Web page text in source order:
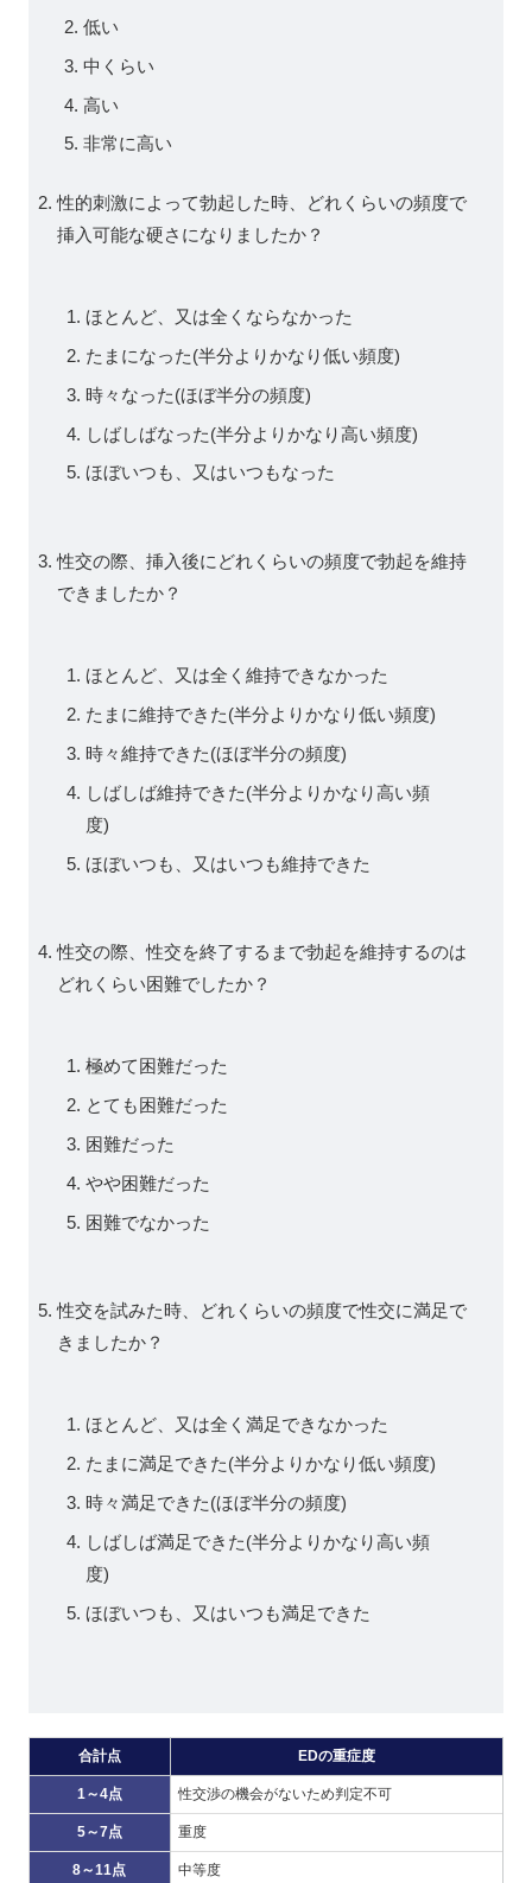
低い
中くらい
高い
非常に高い
性的刺激によって勃起した時、どれくらいの頻度で
挿入可能な硬さになりましたか？
ほとんど、又は全くならなかった
たまになった(半分よりかなり低い頻度)
時々なった(ほぼ半分の頻度)
しばしばなった(半分よりかなり高い頻度)
ほぼいつも、又はいつもなった
性交の際、挿入後にどれくらいの頻度で勃起を維持
できましたか？
ほとんど、又は全く維持できなかった
たまに維持できた(半分よりかなり低い頻度)
時々維持できた(ほぼ半分の頻度)
しばしば維持できた(半分よりかなり高い頻
度)
ほぼいつも、又はいつも維持できた
性交の際、性交を終了するまで勃起を維持するのは
どれくらい困難でしたか？
極めて困難だった
とても困難だった
困難だった
やや困難だった
困難でなかった
性交を試みた時、どれくらいの頻度で性交に満足で
きましたか？
ほとんど、又は全く満足できなかった
たまに満足できた(半分よりかなり低い頻度)
時々満足できた(ほぼ半分の頻度)
しばしば満足できた(半分よりかなり高い頻
度)
ほぼいつも、又はいつも満足できた
合計点 EDの重症度
1～4点 性交渉の機会がないため判定不可
5～7点 重度
8～11点 中等度